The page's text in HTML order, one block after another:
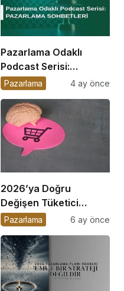
Pazarlama Odaklı
Podcast Serisi:
Pazarlama Sohbetleri
Pazarlama 4 ay önce
2026’ya Doğru
Değişen Tüketici
Davranışları
Pazarlama 6 ay önce